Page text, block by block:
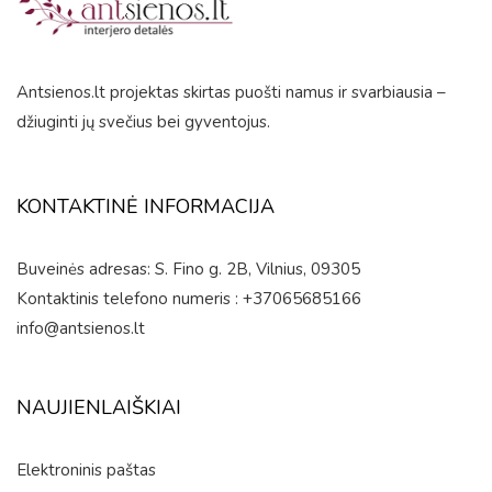
Antsienos.lt projektas skirtas puošti namus ir svarbiausia –
džiuginti jų svečius bei gyventojus.
KONTAKTINĖ INFORMACIJA
Buveinės adresas: S. Fino g. 2B, Vilnius, 09305
Kontaktinis telefono numeris : +37065685166
info@antsienos.lt
NAUJIENLAIŠKIAI
Elektroninis paštas